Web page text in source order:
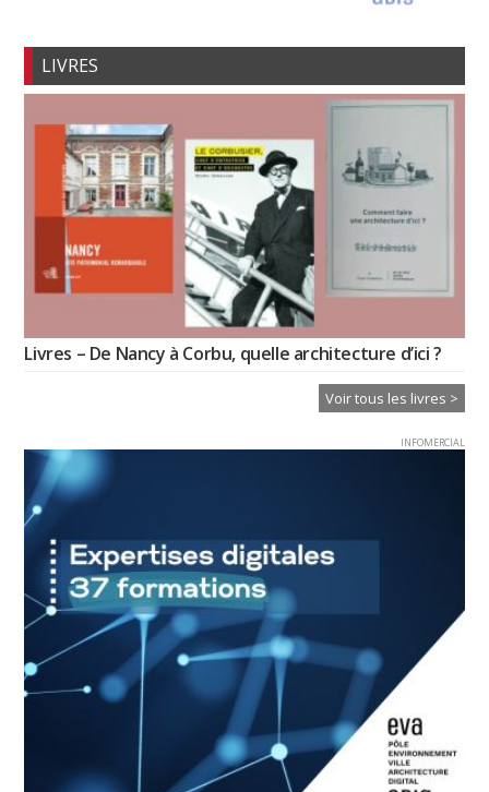
LIVRES
Livres – De Nancy à Corbu, quelle architecture d’ici ?
Voir tous les livres >
INFOMERCIAL